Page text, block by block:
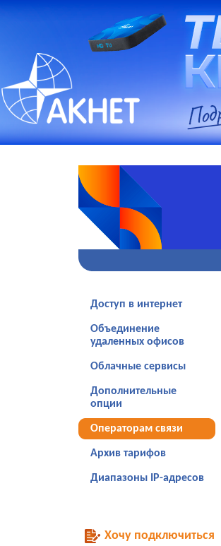
Доступ в интернет
Объединение
удаленных офисов
Облачные сервисы
Дополнительные
опции
Операторам связи
Архив тарифов
Диапазоны IP-адресов
Хочу подключиться